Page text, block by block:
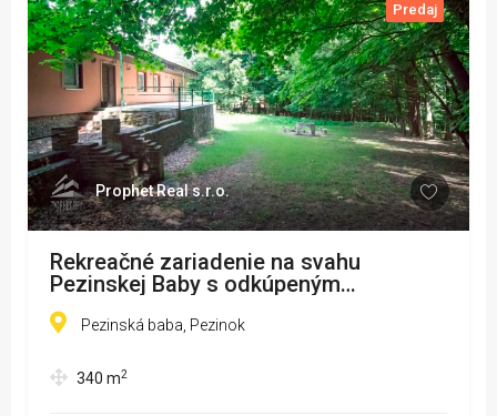
Predaj
Prophet Real s.r.o.
Rekreačné zariadenie na svahu
Pezinskej Baby s odkúpeným
pozemkom
Pezinská baba, Pezinok
340 m2